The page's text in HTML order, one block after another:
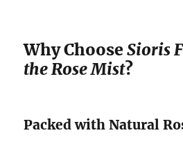
Why ChooseSioris
the Rose Mist?
Packed with Natural